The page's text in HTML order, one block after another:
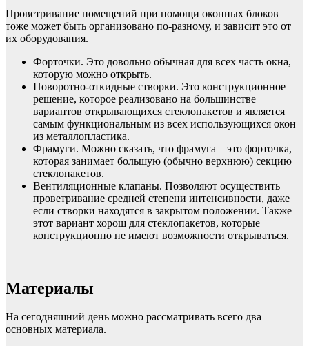
Проветривание помещений при помощи оконных блоков
тоже может быть организовано по-разному, и зависит это от
их оборудования.
Форточки. Это довольно обычная для всех часть окна,
которую можно открыть.
Поворотно-откидные створки. Это конструкционное
решение, которое реализовано на большинстве
вариантов открывающихся стеклопакетов и является
самым функциональным из всех использующихся окон
из металлопластика.
Фрамуги. Можно сказать, что фрамуга – это форточка,
которая занимает большую (обычно верхнюю) секцию
стеклопакетов.
Вентиляционные клапаны. Позволяют осуществить
проветривание средней степени интенсивности, даже
если створки находятся в закрытом положении. Также
этот вариант хорош для стеклопакетов, которые
конструкционно не имеют возможности открываться.
Материалы
На сегодняшний день можно рассматривать всего два
основных материала.